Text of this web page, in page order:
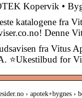
Kopervik •
katalogene fra
Denne
fra Vitus
⭐Ukestilbud for
› apotek+bygnes ›